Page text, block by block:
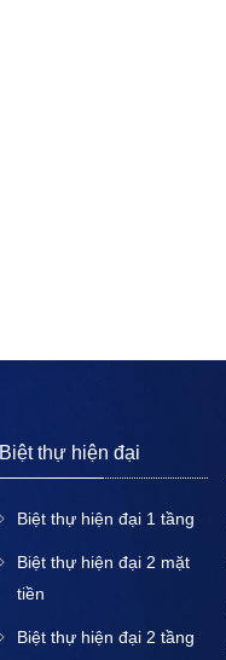
Biệt thự hiện đại
Biệt thự hiện đại 1 tầng
Biệt thự hiện đại 2 mặt
tiền
Biệt thự hiện đại 2 tầng